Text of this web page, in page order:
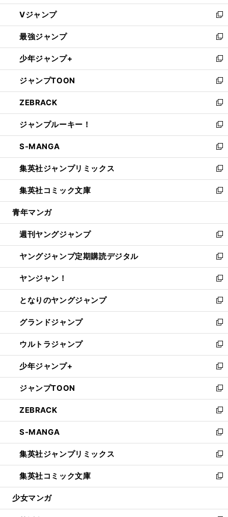
ウ
ィ
ン
ド
ウ
で
開
く
し
い
ウ
ィ
ン
ド
ウ
で
開
く
Vジャンプ
新
し
い
ウ
ィ
ン
ド
ウ
で
開
く
最強ジャンプ
新
し
い
ウ
ィ
ン
ド
ウ
で
開
く
少年ジャンプ+
新
し
い
ウ
ィ
ン
ド
ウ
で
開
く
ジャンプTOON
新
し
い
ウ
ィ
ン
ド
ウ
で
開
く
ZEBRACK
新
し
い
ウ
ィ
ン
ド
ウ
で
開
ジャンプルーキー！
新
し
い
ウ
ィ
ン
ド
ウ
開
く
S-MANGA
新
し
い
ウ
ィ
ン
ウ
で
開
く
集英社ジャンプリミックス
新
し
い
ウ
ン
ド
ウ
で
開
く
集英社コミック文庫
新
し
ウ
ィ
ン
ド
ウ
で
開
く
青年マンガ
週刊ヤングジャンプ
新
し
い
ウ
ィ
ン
ド
ウ
で
開
く
ヤングジャンプ定期購読デジタル
新
し
い
ウ
ィ
ン
ド
ウ
で
開
く
ヤンジャン！
新
し
い
ウ
ィ
ン
ド
ウ
で
開
く
となりのヤングジャンプ
新
し
い
ウ
ィ
ン
ド
ウ
で
開
く
グランドジャンプ
新
し
い
ウ
ィ
ン
ド
ウ
で
開
く
ウルトラジャンプ
新
し
い
ウ
ィ
ン
ド
ウ
で
開
く
少年ジャンプ+
新
し
い
ウ
ィ
ン
ド
ウ
で
開
く
ジャンプTOON
新
し
い
ウ
ィ
ン
ド
ウ
で
開
ZEBRACK
新
し
い
ウ
ィ
ン
ド
ウ
開
S-MANGA
新
し
い
ウ
ィ
ン
ウ
集英社ジャンプリミックス
新
し
い
ウ
ン
集英社コミック文庫
新
し
ウ
少女マンガ